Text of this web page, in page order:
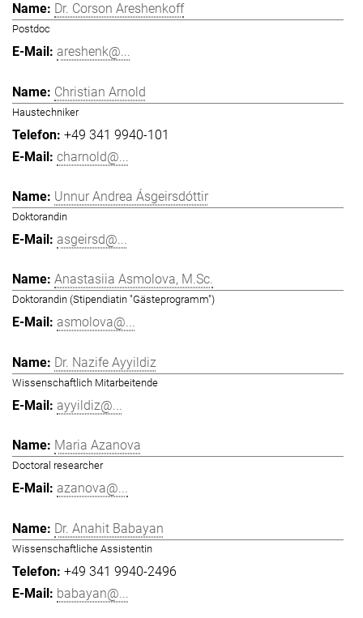
Dr. Corson Areshenkoff
Postdoc
areshenk@...
Christian Arnold
Haustechniker
+49 341 9940-101
charnold@...
Unnur Andrea Ásgeirsdóttir
Doktorandin
asgeirsd@...
Anastasiia Asmolova, M.Sc.
Doktorandin (Stipendiatin "Gästeprogramm")
asmolova@...
Dr. Nazife Ayyildiz
Wissenschaftlich Mitarbeitende
ayyildiz@...
Maria Azanova
Doctoral researcher
azanova@...
Dr. Anahit Babayan
Wissenschaftliche Assistentin
+49 341 9940-2496
babayan@...